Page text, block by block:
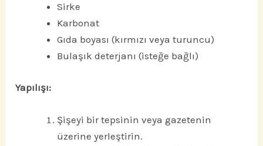
Sirke
Karbonat
Gıda boyası (kırmızı veya turuncu)
Bulaşık deterjanı (isteğe bağlı)
Yapılışı:
Şişeyi bir tepsinin veya gazetenin
üzerine yerleştirin.